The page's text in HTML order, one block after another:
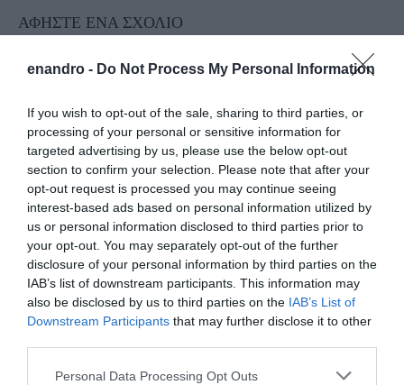
enandro - Do Not Process My Personal Information
If you wish to opt-out of the sale, sharing to third parties, or
processing of your personal or sensitive information for
targeted advertising by us, please use the below opt-out
section to confirm your selection. Please note that after your
opt-out request is processed you may continue seeing
interest-based ads based on personal information utilized by
us or personal information disclosed to third parties prior to
your opt-out. You may separately opt-out of the further
disclosure of your personal information by third parties on the
IAB’s list of downstream participants. This information may
also be disclosed by us to third parties on the IAB’s List of
Downstream Participants that may further disclose it to other
Please note that this website/app uses one or more Google
Personal Data Processing Opt Outs
ΑΦΉΣΤΕ ΈΝΑ ΣΧΌΛΙΟ
σημειώνονται με*